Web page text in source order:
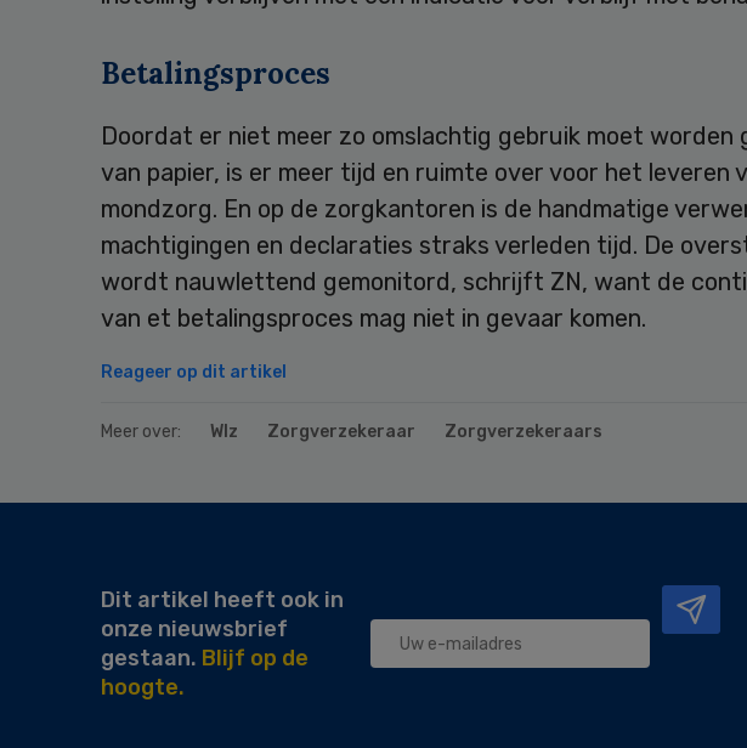
Betalingsproces
Doordat er niet meer zo omslachtig gebruik moet worden
van papier, is er meer tijd en ruimte over voor het leveren
mondzorg. En op de zorgkantoren is de handmatige
machtigingen en declaraties straks verleden tijd. De
wordt nauwlettend gemonitord, schrijft ZN, want de
van et betalingsproces mag niet in gevaar komen.
Reageer op dit artikel
Meer over: Wlz Zorgverzekeraar Zorgverzekeraars
Dit artikel heeft ook in
onze nieuwsbrief
gestaan. Blijf op de
hoogte.